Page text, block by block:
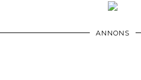
ANNONS